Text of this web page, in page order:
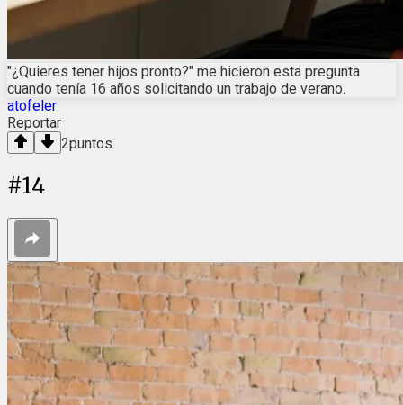
"¿Quieres tener hijos pronto?" me hicieron esta pregunta
cuando tenía 16 años solicitando un trabajo de verano.
atofeler
Reportar
2puntos
#14